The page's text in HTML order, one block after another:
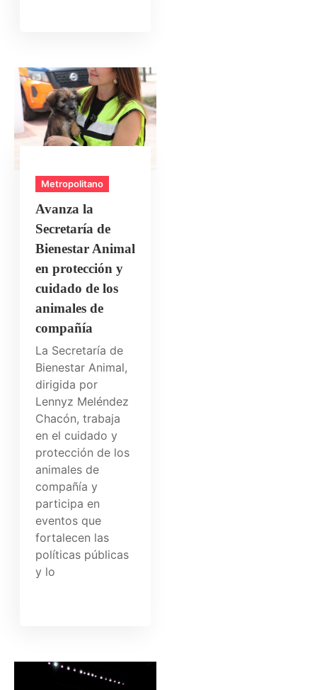
Metropolitano
Avanza la
Secretaría de
Bienestar Animal
en protección y
cuidado de los
animales de
compañía
La Secretaría de
Bienestar Animal,
dirigida por
Lennyz Meléndez
Chacón, trabaja
en el cuidado y
protección de los
animales de
compañía y
participa en
eventos que
fortalecen las
políticas públicas
y lo